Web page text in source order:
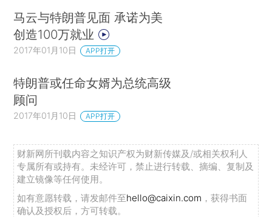
马云与特朗普见面 承诺为美
创造100万就业
2017年01月10日 APP打开
特朗普或任命女婿为总统高级
顾问
2017年01月10日 APP打开
财新网所刊载内容之知识产权为财新传媒及/或相关权利人
专属所有或持有。未经许可，禁止进行转载、摘编、复制及
建立镜像等任何使用。
如有意愿转载，请发邮件至hello@caixin.com ，获得书面
确认及授权后，方可转载。